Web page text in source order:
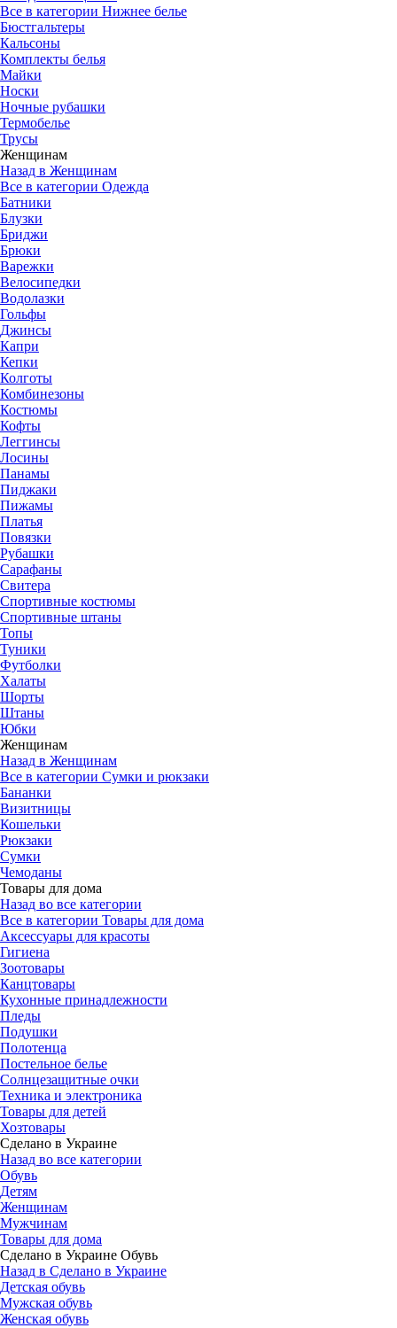
Все в категории Нижнее белье
Бюстгальтеры
Кальсоны
Комплекты белья
Майки
Носки
Ночные рубашки
Термобелье
Трусы
Женщинам
Назад в Женщинам
Все в категории Одежда
Батники
Блузки
Бриджи
Брюки
Варежки
Велосипедки
Водолазки
Гольфы
Джинсы
Капри
Кепки
Колготы
Комбинезоны
Костюмы
Кофты
Леггинсы
Лосины
Панамы
Пиджаки
Пижамы
Платья
Повязки
Рубашки
Сарафаны
Свитера
Спортивные костюмы
Спортивные штаны
Топы
Туники
Футболки
Халаты
Шорты
Штаны
Юбки
Женщинам
Назад в Женщинам
Все в категории Сумки и рюкзаки
Бананки
Визитницы
Кошельки
Рюкзаки
Сумки
Чемоданы
Товары для дома
Назад во все категории
Все в категории Товары для дома
Аксессуары для красоты
Гигиена
Зоотовары
Канцтовары
Кухонные принадлежности
Пледы
Подушки
Полотенца
Постельное белье
Солнцезащитные очки
Техника и электроника
Товары для детей
Хозтовары
Сделано в Украине
Назад во все категории
Обувь
Детям
Женщинам
Мужчинам
Товары для дома
Сделано в Украине Обувь
Назад в Сделано в Украине
Детская обувь
Мужская обувь
Женская обувь